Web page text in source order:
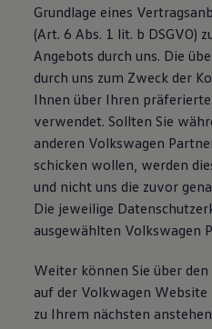
Grundlage eines
(Art. 6 Abs. 1 lit. b DSGVO)
Angebots durch uns. Die
durch uns zum Zweck der
Ihnen über Ihren
verwendet. Sollten Sie
anderen Volkswagen
schicken wollen, werden
und nicht uns die zuvor
Die jeweilige
ausgewählten Volkswagen
Weiter können Sie über
auf der Volkwagen
zu Ihrem nächsten